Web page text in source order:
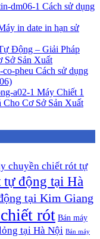
Cách sử dụng
in date in hạn sử
Động – Giải Pháp
Sở Sản Xuất
Cách sử dụng
Máy Chiết 1
Cơ Sở Sản Xuất
chuyền chiết rót tự
động tại Hà
tại Kim Giang
rót Bán máy
tại Hà Nội Bán máy